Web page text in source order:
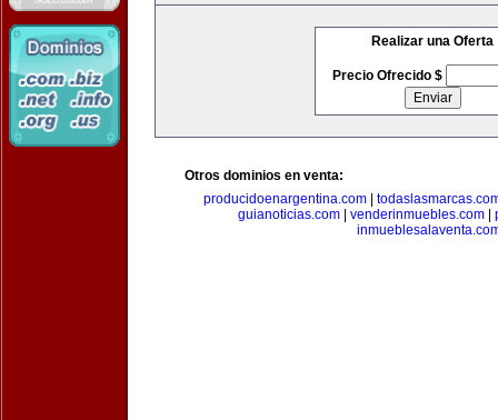
Realizar una Oferta
Precio Ofrecido $
Otros dominios en venta:
producidoenargentina.com|
guianoticias.com| venderinmuebles.com|